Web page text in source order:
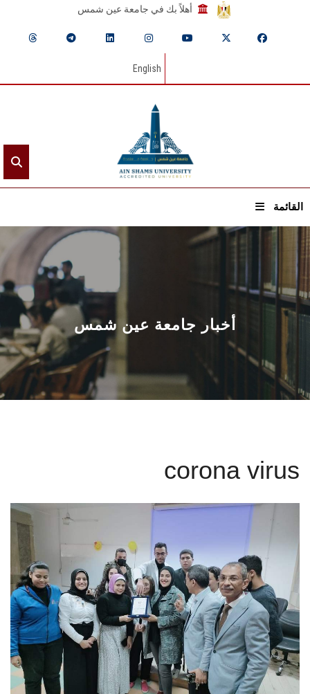
أهلاً بك في جامعة عين شمس
English
القائمة
الرئيسيـة
عن الجامعة
القطاعـات
الشئون الأكاديمية
البحث العلمي
الأنظمة الذكية
الإعلام
تواصل معنا
الطلاب
هيئة التدريس
أخبار جامعة عين شمس
corona virus